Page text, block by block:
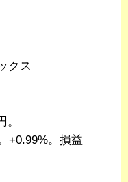
クス
+0.99%。損益